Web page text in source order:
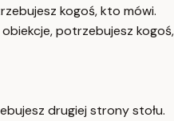
kogoś, kto mówi.
potrzebujesz kogoś,
drugiej strony stołu.